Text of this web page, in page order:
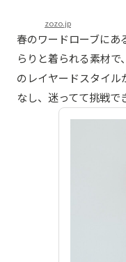
zozo.jp
春のワードローブにあ
らりと着られる素材
のレイヤードスタイル
なし、迷ってて挑戦で